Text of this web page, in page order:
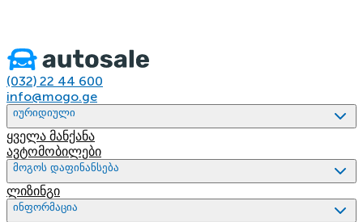
(032) 22 44 600
info@mogo.ge
იურიდიული
ყველა მანქანა
ავტომობილები
მოგოს დაფინანსება
ლიზინგი
ინფორმაცია